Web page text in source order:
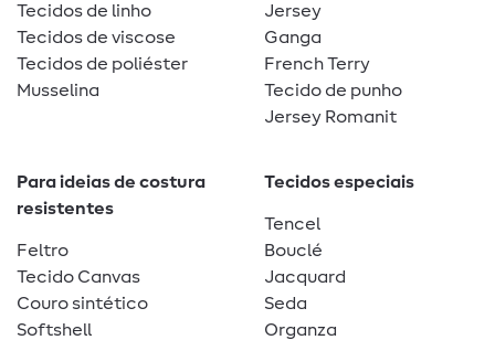
Tecidos de linho
Tecidos de viscose
Tecidos de poliéster
Musselina
Jersey
Ganga
French Terry
Tecido de punho
Jersey Romanit
Para ideias de costura
resistentes
Feltro
Tecido Canvas
Couro sintético
Softshell
Tecidos especiais
Tencel
Bouclé
Jacquard
Seda
Organza